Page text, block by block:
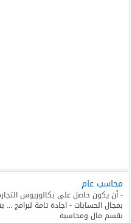
محاسب عام
بقسم مال ومحاسبة